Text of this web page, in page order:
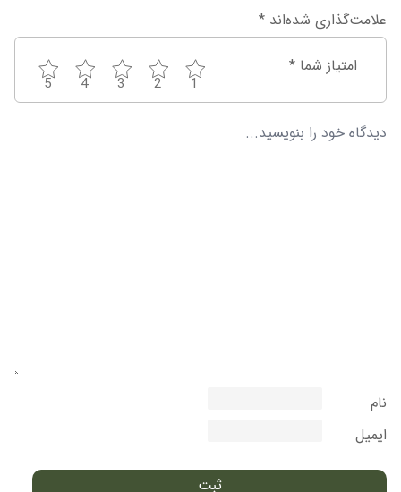
علامت‌گذاری شده‌اند *
امتیاز شما *
1
2
3
4
5
نام
ایمیل